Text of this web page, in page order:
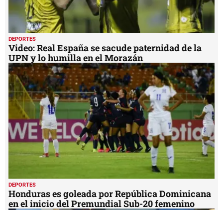
DEPORTES
Video: Real España se sacude paternidad de la
UPN y lo humilla en el Morazán
DEPORTES
Honduras es goleada por República Dominicana
en el inicio del Premundial Sub-20 femenino